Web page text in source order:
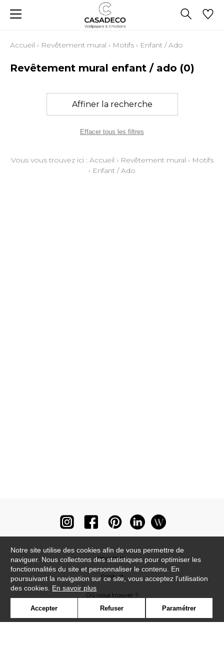
Accueil › Revêtement mural › Motifs › Enfant / Ado
Revêtement mural enfant / ado (0)
Affiner la recherche
Effacer tous les filtres
Vous vous trouvez ici : Accueil › Revêtement mural › Motifs
› Enfant / Ado
Newsletter
Contact
Où nous trouver ?
Notre site utilise des cookies afin de vous permettre de
naviguer. Nous collectons des statistiques pour optimiser les
fonctionnalités du site et personnaliser le contenu. En
poursuivant la navigation sur ce site, vous acceptez l'utilisation
des cookies. En savoir plus
Accepter Refuser Paramétrer